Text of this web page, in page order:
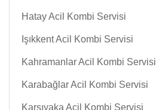
Hatay Acil Kombi Servisi
Işıkkent Acil Kombi Servisi
Kahramanlar Acil Kombi Servisi
Karabağlar Acil Kombi Servisi
Karşıyaka Acil Kombi Servisi